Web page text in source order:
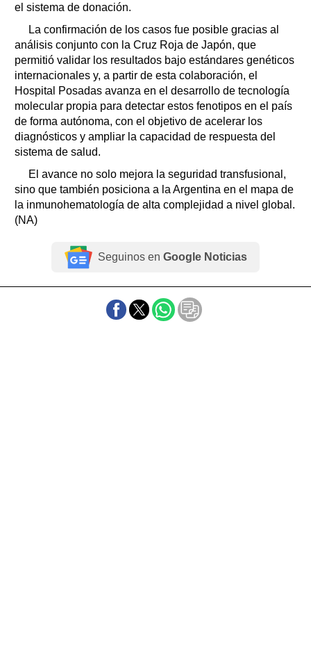
el sistema de donación.
La confirmación de los casos fue posible gracias al
análisis conjunto con la Cruz Roja de Japón, que
permitió validar los resultados bajo estándares genéticos
internacionales y, a partir de esta colaboración, el
Hospital Posadas avanza en el desarrollo de tecnología
molecular propia para detectar estos fenotipos en el país
de forma autónoma, con el objetivo de acelerar los
diagnósticos y ampliar la capacidad de respuesta del
sistema de salud.
El avance no solo mejora la seguridad transfusional,
sino que también posiciona a la Argentina en el mapa de
la inmunohematología de alta complejidad a nivel global.
(NA)
Seguinos en Google Noticias